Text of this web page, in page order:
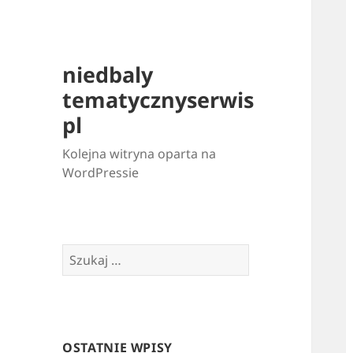
niedbaly
tematycznyserwis
pl
Kolejna witryna oparta na
WordPressie
Szukaj:
OSTATNIE WPISY